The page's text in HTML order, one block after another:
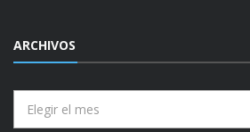
ARCHIVOS